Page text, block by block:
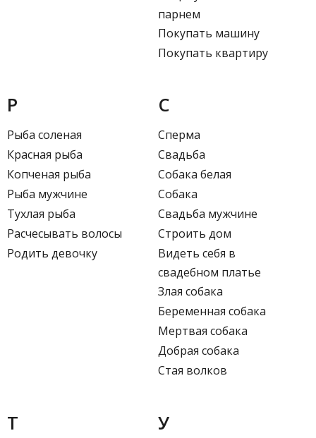
парнем
Покупать машину
Покупать квартиру
Р
Рыба соленая
Красная рыба
Копченая рыба
Рыба мужчине
Тухлая рыба
Расчесывать волосы
Родить девочку
С
Сперма
Свадьба
Собака белая
Собака
Свадьба мужчине
Строить дом
Видеть себя в
свадебном платье
Злая собака
Беременная собака
Мертвая собака
Добрая собака
Стая волков
Т У